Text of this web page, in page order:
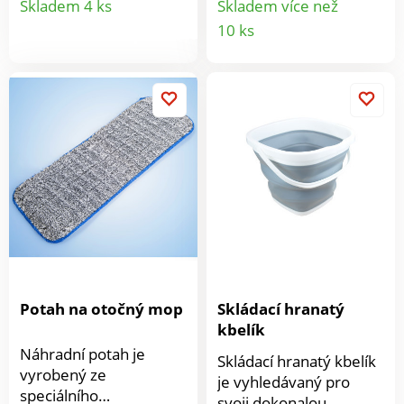
Skladem 4 ks
Skladem více než
10 ks
Potah na otočný mop
Náhradní potah je
vyrobený ze
speciálního
Skládací hranatý
kbelík
Skládací hranatý kbelík
je vyhledávaný pro